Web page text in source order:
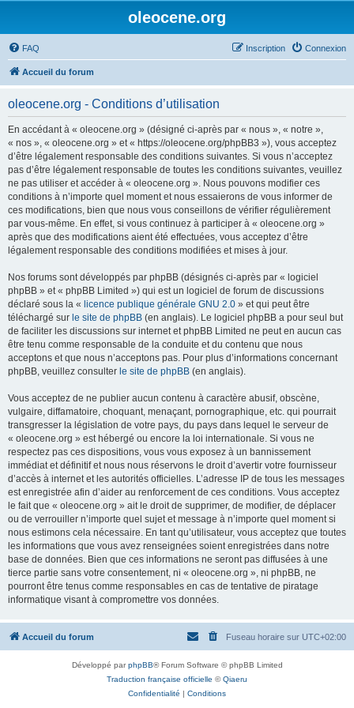
oleocene.org
FAQ Connexion
Inscription
Accueil du forum
oleocene.org - Conditions d’utilisation
En accédant à « oleocene.org » (désigné ci-après par « nous », « notre »,
« nos », « oleocene.org » et « https://oleocene.org/phpBB3 »), vous acceptez
d’être légalement responsable des conditions suivantes. Si vous n’acceptez
pas d’être légalement responsable de toutes les conditions suivantes, veuillez
ne pas utiliser et accéder à « oleocene.org ». Nous pouvons modifier ces
conditions à n’importe quel moment et nous essaierons de vous informer de
ces modifications, bien que nous vous conseillons de vérifier régulièrement
par vous-même. En effet, si vous continuez à participer à « oleocene.org »
après que des modifications aient été effectuées, vous acceptez d’être
légalement responsable des conditions modifiées et mises à jour.
Nos forums sont développés par phpBB (désignés ci-après par « logiciel
phpBB » et « phpBB Limited ») qui est un logiciel de forum de discussions
déclaré sous la « licence publique générale GNU 2.0 » et qui peut être
téléchargé sur le site de phpBB (en anglais). Le logiciel phpBB a pour seul but
de faciliter les discussions sur internet et phpBB Limited ne peut en aucun cas
être tenu comme responsable de la conduite et du contenu que nous
acceptons et que nous n’acceptons pas. Pour plus d’informations concernant
phpBB, veuillez consulter le site de phpBB (en anglais).
Vous acceptez de ne publier aucun contenu à caractère abusif, obscène,
vulgaire, diffamatoire, choquant, menaçant, pornographique, etc. qui pourrait
transgresser la législation de votre pays, du pays dans lequel le serveur de
« oleocene.org » est hébergé ou encore la loi internationale. Si vous ne
respectez pas ces dispositions, vous vous exposez à un bannissement
immédiat et définitif et nous nous réservons le droit d’avertir votre fournisseur
d’accès à internet et les autorités officielles. L’adresse IP de tous les messages
est enregistrée afin d’aider au renforcement de ces conditions. Vous acceptez
le fait que « oleocene.org » ait le droit de supprimer, de modifier, de déplacer
ou de verrouiller n’importe quel sujet et message à n’importe quel moment si
nous estimons cela nécessaire. En tant qu’utilisateur, vous acceptez que toutes
les informations que vous avez renseignées soient enregistrées dans notre
base de données. Bien que ces informations ne seront pas diffusées à une
tierce partie sans votre consentement, ni « oleocene.org », ni phpBB, ne
pourront être tenus comme responsables en cas de tentative de piratage
informatique visant à compromettre vos données.
Accueil du forum Fuseau horaire sur UTC+02:00
Développé parphpBB® Forum Software © phpBB Limited
Traduction française officielle ©Qiaeru
Confidentialité | Conditions